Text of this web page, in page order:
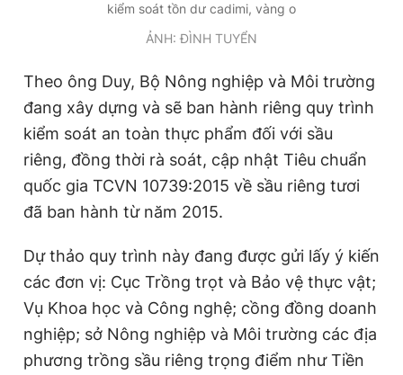
© 2003-2026 Bản quyền thuộc về Báo Thanh Niên. Cấm sao
kiểm soát tồn dư cadimi, vàng o
ẢNH: ĐÌNH TUYỂN
Theo ông Duy, Bộ Nông nghiệp và Môi trường
đang xây dựng và sẽ ban hành riêng quy trình
kiểm soát an toàn thực phẩm đối với sầu
riêng, đồng thời rà soát, cập nhật Tiêu chuẩn
quốc gia TCVN 10739:2015 về sầu riêng tươi
đã ban hành từ năm 2015.
Dự thảo quy trình này đang được gửi lấy ý kiến
các đơn vị: Cục Trồng trọt và Bảo vệ thực vật;
Vụ Khoa học và Công nghệ; cồng đồng doanh
nghiệp; sở Nông nghiệp và Môi trường các địa
phương trồng sầu riêng trọng điểm như Tiền